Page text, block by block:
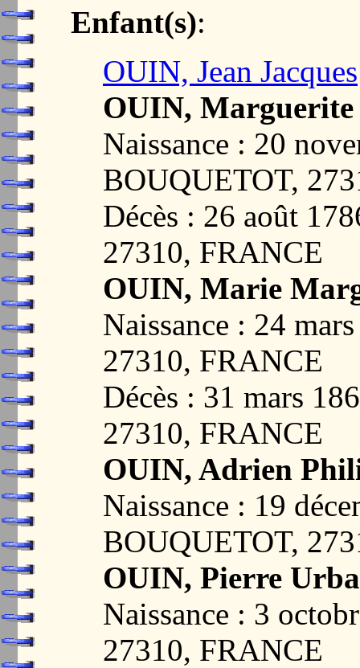
Enfant(s):
OUIN, Jean Jacques
OUIN, Marguerite
Naissance : 20
BOUQUETOT,
Décès : 26 août
27310, FRANCE
OUIN, Marie
Naissance : 24
27310, FRANCE
Décès : 31 mars
27310, FRANCE
OUIN, Adrien
Naissance : 19
BOUQUETOT,
OUIN, Pierre
Naissance : 3
27310, FRANCE